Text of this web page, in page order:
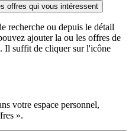
offres qui vous intéressent
recherche ou depuis le détail
ajouter la ou les offres de
Il suffit de cliquer sur l'icône
votre espace personnel,
».